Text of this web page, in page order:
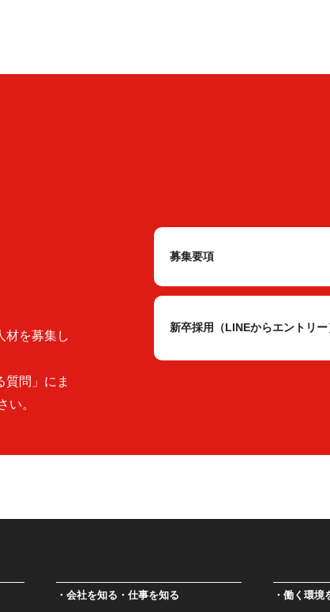
材を募集し
質問」にま
い。
募集要項
新卒採用（LINEからエントリー
会社を知る・仕事を知る 働く環境